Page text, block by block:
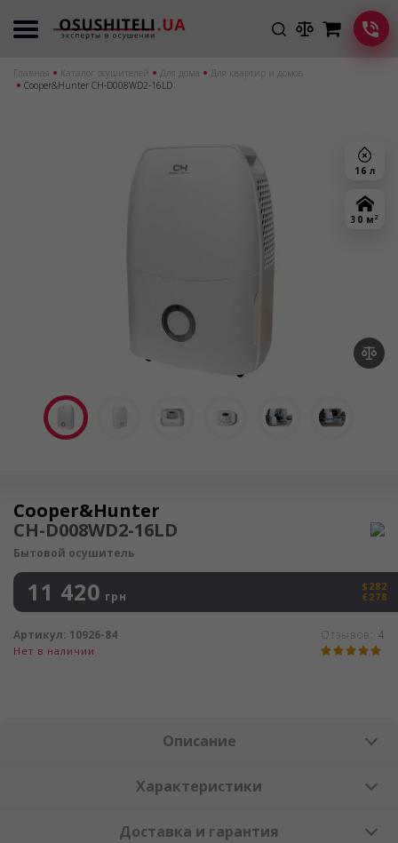
Главная Каталог осушителей Для дома
Для квартир и домов
Cooper&Hunter CH-D008WD2-16LD
16 л
30 м 2
Осушитель воздуха
Cooper&Hunter
CH-D008WD2-16LD
Бытовой осушитель
11 420 грн
$282
€278
Нет в наличии
Отзывов: 4
Артикул: 10926-84
Описание
Характеристики
Доставка и гарантия